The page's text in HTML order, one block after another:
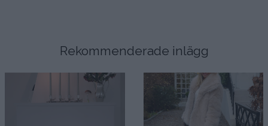
Rekommenderade inlägg